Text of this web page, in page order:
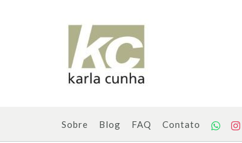
Sobre Blog FAQ Contato